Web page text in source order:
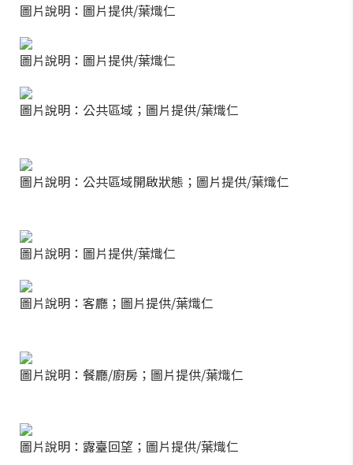
圖片說明：圖片提供/葉熾仁
圖片說明：圖片提供/葉熾仁
圖片說明：公共區域；圖片提供/葉熾仁
圖片說明：公共區域開啟狀態；圖片提供/葉熾仁
圖片說明：圖片提供/葉熾仁
圖片說明：客廳；圖片提供/葉熾仁
圖片說明：餐廳/廚房；圖片提供/葉熾仁
圖片說明：露臺回望；圖片提供/葉熾仁